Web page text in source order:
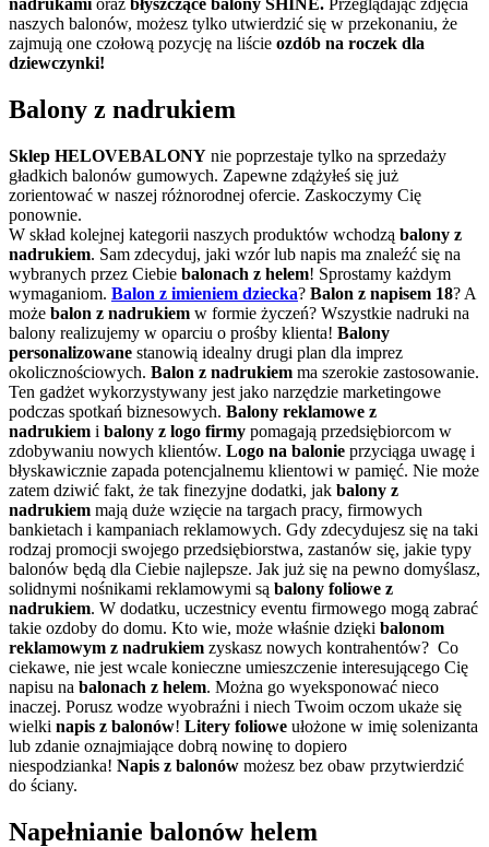
nadrukami oraz błyszczące balony SHINE. Przeglądając zdjęcia
naszych balonów, możesz tylko utwierdzić się w przekonaniu, że
zajmują one czołową pozycję na liście ozdób na roczek dla
dziewczynki!
Balony z nadrukiem
Sklep HELOVEBALONY nie poprzestaje tylko na sprzedaży
gładkich balonów gumowych. Zapewne zdążyłeś się już
zorientować w naszej różnorodnej ofercie. Zaskoczymy Cię
ponownie.
W skład kolejnej kategorii naszych produktów wchodzą balony z
nadrukiem. Sam zdecyduj, jaki wzór lub napis ma znaleźć się na
wybranych przez Ciebie balonach z helem! Sprostamy każdym
wymaganiom. Balon z imieniem dziecka? Balon z napisem 18? A
może balon z nadrukiem w formie życzeń? Wszystkie nadruki na
balony realizujemy w oparciu o prośby klienta! Balony
personalizowane stanowią idealny drugi plan dla imprez
okolicznościowych. Balon z nadrukiem ma szerokie zastosowanie.
Ten gadżet wykorzystywany jest jako narzędzie marketingowe
podczas spotkań biznesowych. Balony reklamowe z
nadrukiem i balony z logo firmy pomagają przedsiębiorcom w
zdobywaniu nowych klientów. Logo na balonie przyciąga uwagę i
błyskawicznie zapada potencjalnemu klientowi w pamięć. Nie może
zatem dziwić fakt, że tak finezyjne dodatki, jak balony z
nadrukiem mają duże wzięcie na targach pracy, firmowych
bankietach i kampaniach reklamowych. Gdy zdecydujesz się na taki
rodzaj promocji swojego przedsiębiorstwa, zastanów się, jakie typy
balonów będą dla Ciebie najlepsze. Jak już się na pewno domyślasz,
solidnymi nośnikami reklamowymi są balony foliowe z
nadrukiem. W dodatku, uczestnicy eventu firmowego mogą zabrać
takie ozdoby do domu. Kto wie, może właśnie dzięki balonom
reklamowym z nadrukiem zyskasz nowych kontrahentów? Co
ciekawe, nie jest wcale konieczne umieszczenie interesującego Cię
napisu na balonach z helem. Można go wyeksponować nieco
inaczej. Porusz wodze wyobraźni i niech Twoim oczom ukaże się
wielki napis z balonów! Litery foliowe ułożone w imię solenizanta
lub zdanie oznajmiające dobrą nowinę to dopiero
niespodzianka! Napis z balonów możesz bez obaw przytwierdzić
do ściany.
Napełnianie balonów helem